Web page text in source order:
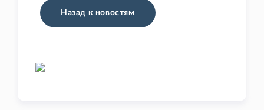
Назад к новостям